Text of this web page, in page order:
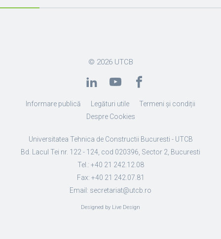
© 2026 UTCB
Informare publică Legături utile
Termeni și condiții
Despre Cookies
Universitatea Tehnica de Constructii Bucuresti - UTCB
Bd. Lacul Tei nr. 122 - 124, cod 020396, Sector 2, Bucuresti
Tel.: +40 21 242.12.08
Fax: +40 21 242.07.81
Email: secretariat@utcb.ro
Designed by Live Design